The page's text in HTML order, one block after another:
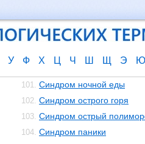
У Ф Х Ц Ч Ш Щ Э Ю
101. Синдром ночной еды
102. Синдром острого горя
103. Синдром острый
104. Синдром паники